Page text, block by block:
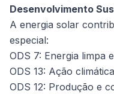
Desenvolvimento
A energia solar
especial:
ODS 7: Energia limpa
ODS 13: Ação climática
ODS 12: Produção e